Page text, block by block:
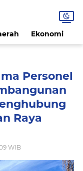
Ekonomi
Personel
Raya
WIB